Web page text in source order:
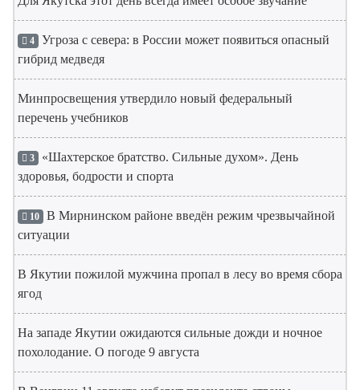
4 Угроза с севера: в России может появиться опасный
гибрид медведя
Минпросвещения утвердило новый федеральный
перечень учебников
3 «Шахтерское братство. Сильные духом». День
здоровья, бодрости и спорта
10 В Мирнинском районе введён режим чрезвычайной
ситуации
В Якутии пожилой мужчина пропал в лесу во время сбора
ягод
На западе Якутии ожидаются сильные дожди и ночное
похолодание. О погоде 9 августа